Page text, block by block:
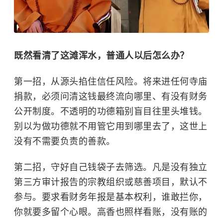
既然看清了这滩浑水，普通人以后怎么办？
第一招，从源头掐住信任风险。将来进任何寺庙
捐款，必须问清这钱最终流向哪里、有没有财务
公开制度。不透明的功德箱别盲目往里头堆钱。
别以为做功德就不用管它用到哪里去了，这世上
没有不需要负责的善款。
第二招，守好自己钱袋子去筛选。凡是没有独立
第三方审计报告的宗教组织或慈善项目，默认不
参与。要求看财务年报是基本权利，谁敢拦你，
你就要多留个心眼。高香也照样看账，没有账的